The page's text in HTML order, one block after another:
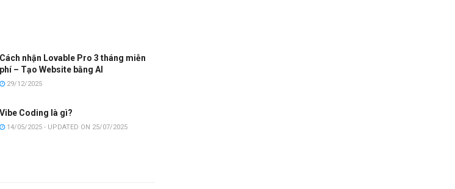
Cách nhận Lovable Pro 3 tháng miễn
phí – Tạo Website bằng AI
29/12/2025
Vibe Coding là gì?
14/05/2025 - UPDATED ON 25/07/2025